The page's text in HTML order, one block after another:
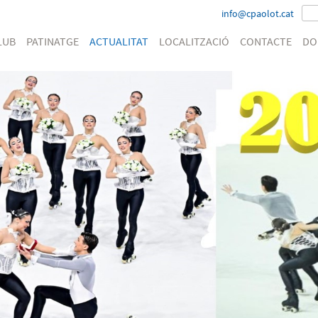
info@cpaolot.cat
PATINATGE ACTUALITAT LOCALITZACIÓ CONTACTE